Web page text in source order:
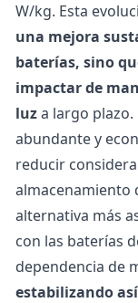
W/kg. Esta
una mejora
baterías, sino
impactar de
luza largo
abundante y
reducir
almacenamiento
alternativa más
con las baterías
dependencia de
estabilizando